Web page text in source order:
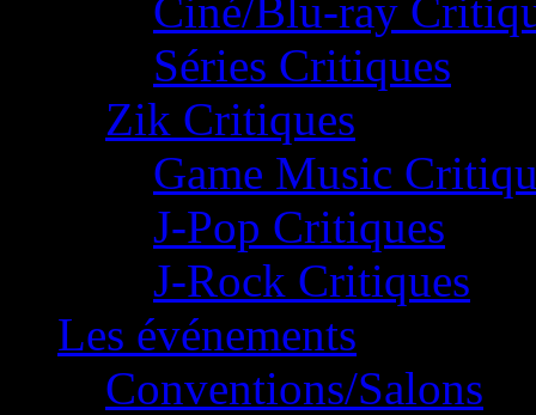
Ciné/Blu-ray
Séries Critiques
Zik Critiques
Game Music
J-Pop Critiques
J-Rock Critiques
Les événements
Conventions/Salons